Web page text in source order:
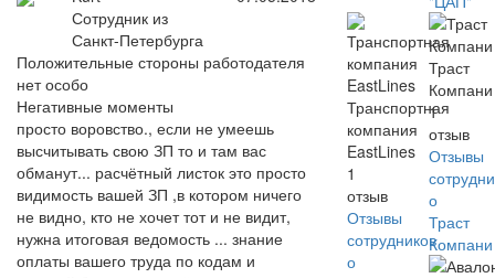
Сотрудник из
Санкт-Петербурга
Положительные стороны работодателя
нет особо
Негативные моменты
просто воровство., если не умеешь
высчитывать свою ЗП то и там вас
обманут... расчётный листок это просто
видимость вашей ЗП ,в котором ничего
не видно, кто не хочет тот и не видит,
нужна итоговая ведомость ... знание
оплаты вашего труда по кодам и
Транспортная
компания
EastLines
1
отзыв
Отзывы
сотрудников
о
Траст
Компани
1
отзыв
Отзывы
о
Траст
Компани